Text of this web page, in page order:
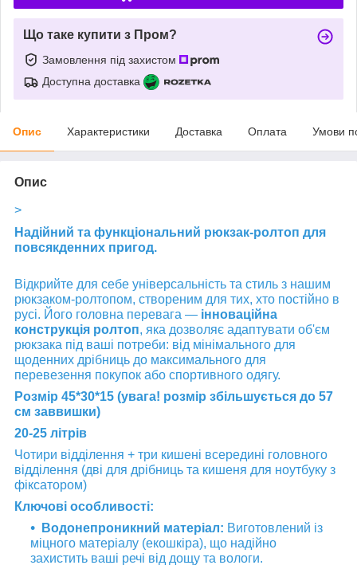
Що таке купити з Пром?
Замовлення під захистом
Доступна доставка
Опис Характеристики Доставка Оплата Умови
Опис
>
Надійний та функціональний рюкзак-ролтоп для
повсякденних пригод.
Відкрийте для себе універсальність та стиль з нашим
рюкзаком-ролтопом, створеним для тих, хто постійно в
русі. Його головна перевага — інноваційна
конструкція ролтоп, яка дозволяє адаптувати об'єм
рюкзака під ваші потреби: від мінімального для
щоденних дрібниць до максимального для
перевезення покупок або спортивного одягу.
Розмір 45*30*15 (увага! розмір збільшується до 57
см заввишки)
20-25 літрів
Чотири відділення + три кишені всередині головного
відділення (дві для дрібниць та кишеня для ноутбуку з
фіксатором)
Ключові особливості:
Водонепроникний матеріал: Виготовлений із
міцного матеріалу (екошкіра), що надійно
захистить ваші речі від дощу та вологи.